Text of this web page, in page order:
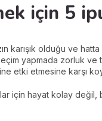
için 5
karışık olduğu ve
yapmada zorluk ve
etki etmesine karşı
için hayat kolay